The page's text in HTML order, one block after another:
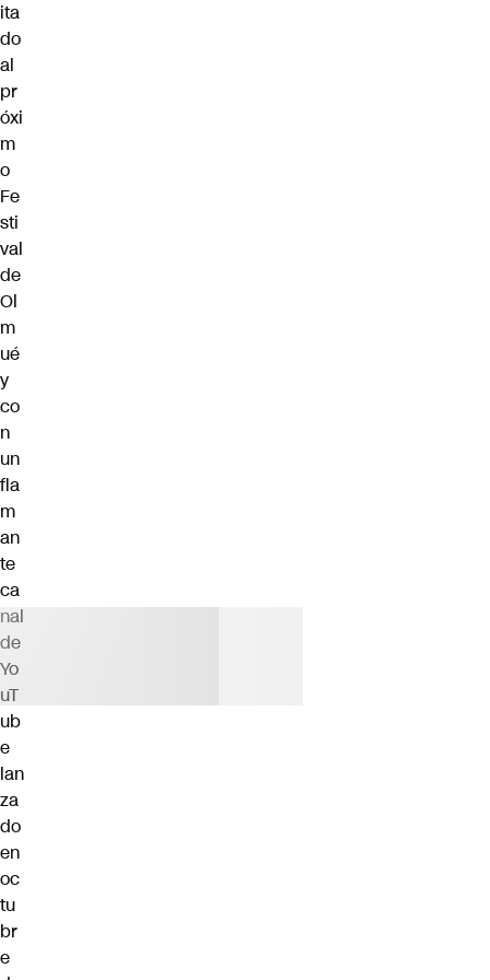
ita
do
al
pr
óxi
m
o
Fe
sti
val
de
Ol
m
ué
y
co
n
un
fla
m
an
te
ca
nal
de
Yo
uT
ub
e
lan
za
do
en
oc
tu
br
e